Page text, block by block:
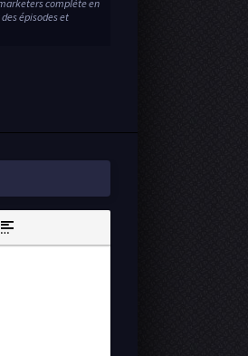
complète en
épisodes et
spoiler